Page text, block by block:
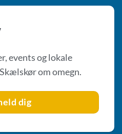
events og lokale
om omegn.
dig